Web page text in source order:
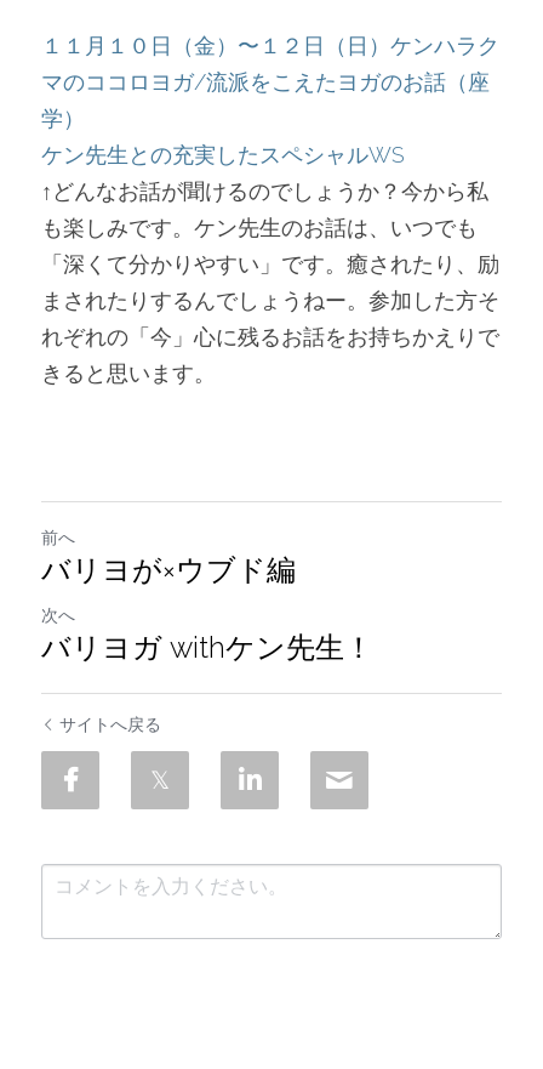
１１月１０日（金）〜１２日（日） ケンハラク
マのココロヨガ/流派をこえたヨガのお話（座
学）
ケン先生との充実したスペシャルWS
↑どんなお話が聞けるのでしょうか？今から私
も楽しみです。ケン先生のお話は、いつでも
「深くて分かりやすい」です。癒されたり、励
まされたりするんでしょうねー。参加した方そ
れぞれの「今」心に残るお話をお持ちかえりで
きると思います。
前へ
バリヨが×ウブド編
次へ
バリヨガ withケン先生！
サイトへ戻る